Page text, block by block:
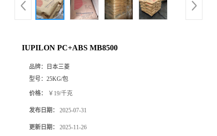
IUPILON PC+ABS MB8500
品牌：
日本三菱
型号： 25KG/包
价格： ￥19/千克
发布日期： 2025-07-31
更新日期： 2025-11-26